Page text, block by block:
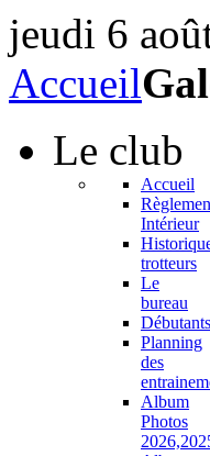
jeudi 6
Accueil
Le club
Accueil
Intérieur
trotteurs
Le
bureau
Débutants
Planning
des
Album
Photos